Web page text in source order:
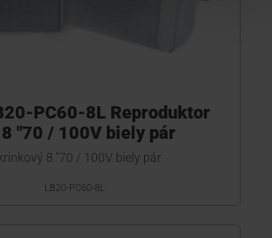
PC60-8L Reproduktor
"70 / 100V biely pár
8 "70 / 100V biely pár
LB20-PC60-8L